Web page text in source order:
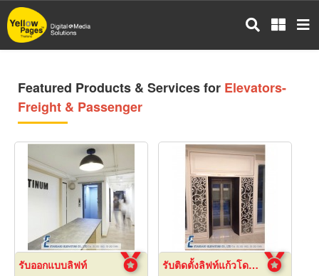
Skip
to
main
Featured Products & Services for Elevators-
Freight & Passenger
รับออกแบบลิฟท์ รับติดตั้งลิฟท์แก้วโดยสาร